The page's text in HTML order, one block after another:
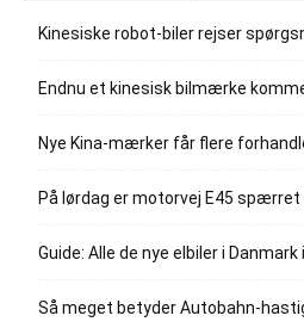
Kinesiske robot-biler rejser
Endnu et kinesisk bilmærke
Nye Kina-mærker får flere
På lørdag er motorvej E45
Guide: Alle de nye elbiler i Danmark
Så meget betyder Autobahn-